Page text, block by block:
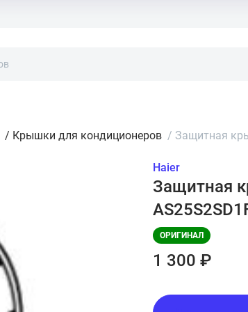
/ Крышки для кондиционеров / Защитная
Haier
Защитная
ОРИГИНАЛ
1 300 ₽